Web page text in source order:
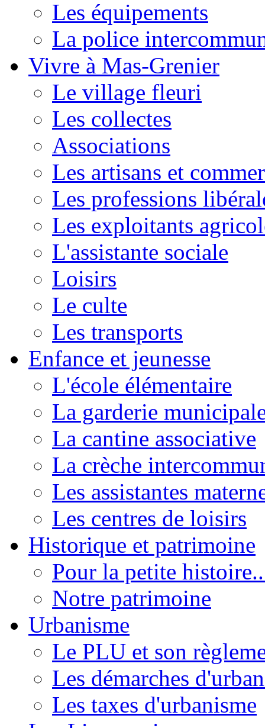
Les équipements
La police
Vivre à Mas-Grenier
Le village fleuri
Les collectes
Associations
Les artisans et
Les professions
Les exploitants
L'assistante sociale
Loisirs
Le culte
Les transports
Enfance et jeunesse
L'école élémentaire
La garderie
La cantine associative
La crèche
Les assistantes
Les centres de loisirs
Historique et patrimoine
Pour la petite
Notre patrimoine
Urbanisme
Le PLU et son
Les démarches
Les taxes d'urbanisme